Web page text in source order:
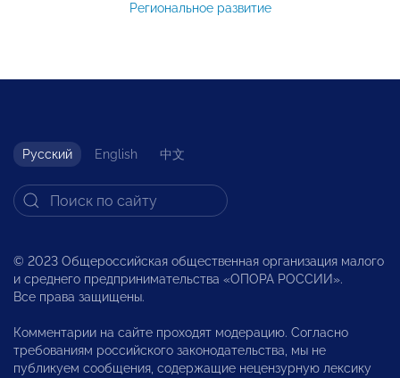
Региональное развитие
Русский English 中文
© 2023 Общероссийская общественная организация малого
и среднего предпринимательства «ОПОРА РОССИИ».
Все права защищены.
Комментарии на сайте проходят модерацию. Согласно
требованиям российского законодательства, мы не
публикуем сообщения, содержащие нецензурную лексику